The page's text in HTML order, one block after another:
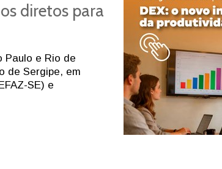
diretos para
Paulo e Rio de
de Sergipe, em
SE) e